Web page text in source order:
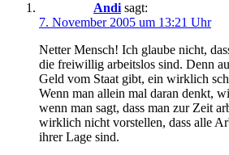
Andi sagt:
7. November 2005 um 13:21 Uhr
Netter Mensch! Ich glaube nicht,
die freiwillig arbeitslos sind. Denn
Geld vom Staat gibt, ein wirklich
Wenn man allein mal daran denkt,
wenn man sagt, dass man zur Zeit
wirklich nicht vorstellen, dass alle
ihrer Lage sind.